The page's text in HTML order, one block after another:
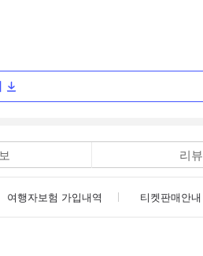
리뷰
여행자보험 가입내역 티켓판매안내